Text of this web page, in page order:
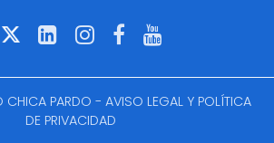
PARDO - AVISO LEGAL Y POLÍTICA
DE PRIVACIDAD